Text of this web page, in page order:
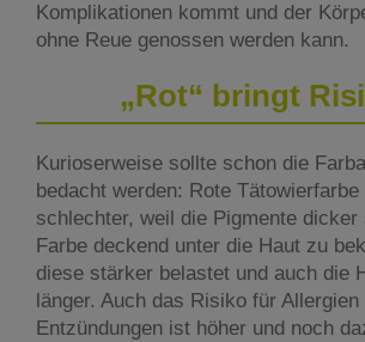
Komplikationen kommt und der
ohne Reue genossen werden kann.
„Rot“ bringt
Kurioserweise sollte schon die
bedacht werden: Rote
schlechter, weil die Pigmente dicker
Farbe deckend unter die Haut zu
diese stärker belastet und auch die
länger. Auch das Risiko für Allergien
Entzündungen ist höher und noch